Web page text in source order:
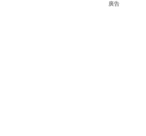
廣告